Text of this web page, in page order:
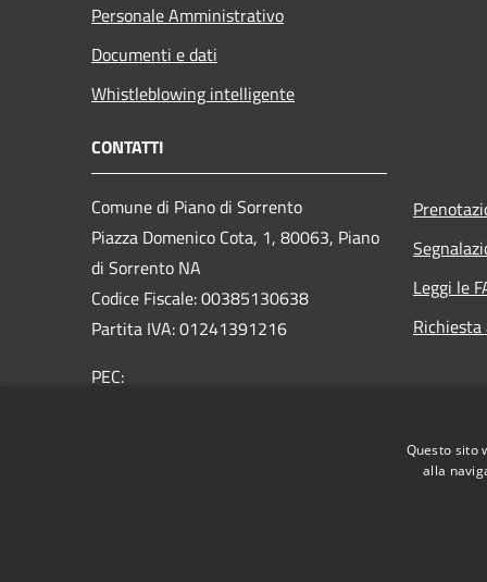
Personale Amministrativo
Documenti e dati
Whistleblowing intelligente
CONTATTI
Comune di Piano di Sorrento
Piazza Domenico Cota, 1, 80063, Piano
di Sorrento NA
Codice Fiscale: 00385130638
Partita IVA: 01241391216
PEC:
Leggi le
Questo sito
alla